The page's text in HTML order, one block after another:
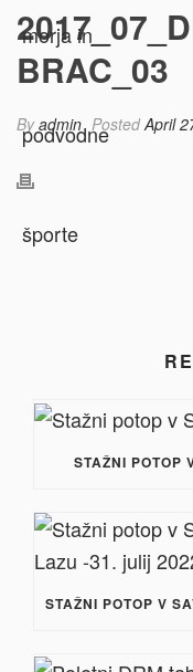
BRAC_03
Byadmin PostedApril
STAŽNI POTOP